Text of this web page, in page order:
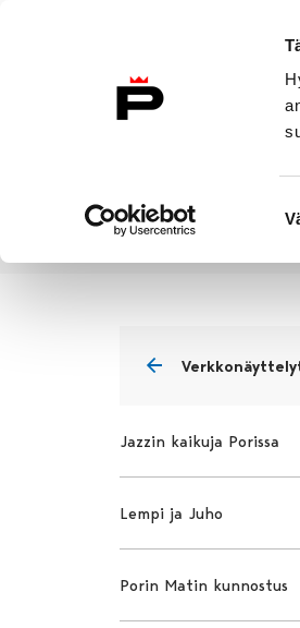
Etusivu
Jazzin kaikuja Porissa
Lempi ja Juho
Porin Matin kunnostus